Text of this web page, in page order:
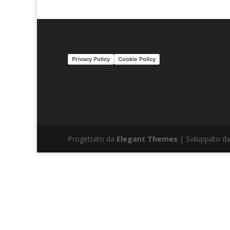
Privacy Policy Cookie Policy
Progettato da Elegant Themes | Sviluppato da